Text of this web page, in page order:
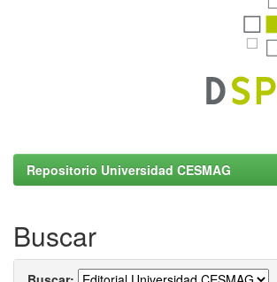
Repositorio Universidad CESMAG
Buscar